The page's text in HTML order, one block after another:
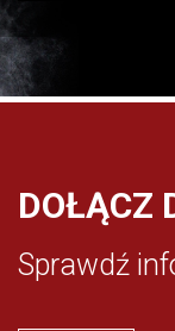
DOŁĄCZ
Sprawdź